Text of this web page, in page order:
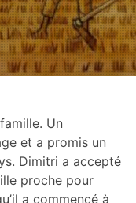
Un
et a promis un
Dimitri a accepté
proche pour
a commencé à